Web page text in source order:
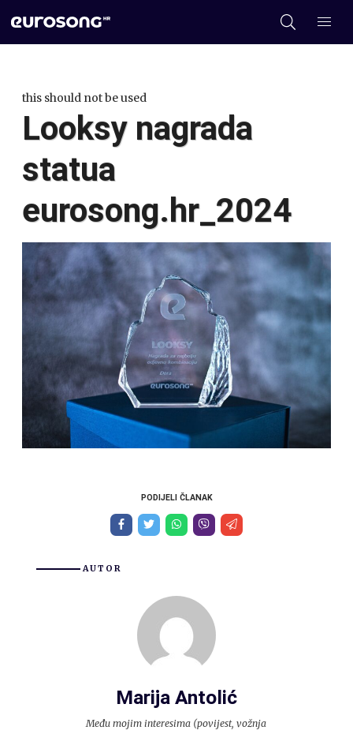
this should not be used
Looksy nagrada
statua
eurosong.hr_2024
PODIJELI ČLANAK
AUTOR
Marija Antolić
Među mojim interesima (povijest, vožnja